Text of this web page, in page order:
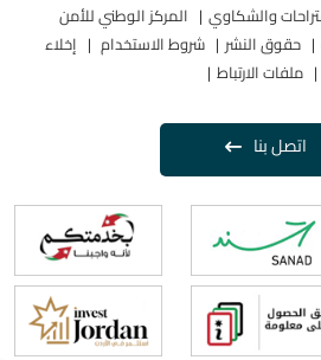
والشكاوي
المركز الوطني للأمن
حقوق النشر شروط الاستخدام
إخلاء
ملفات الارتباط
اتصل بنا